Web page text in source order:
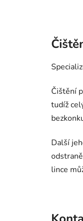
Čištění
tudíž
Další
lince